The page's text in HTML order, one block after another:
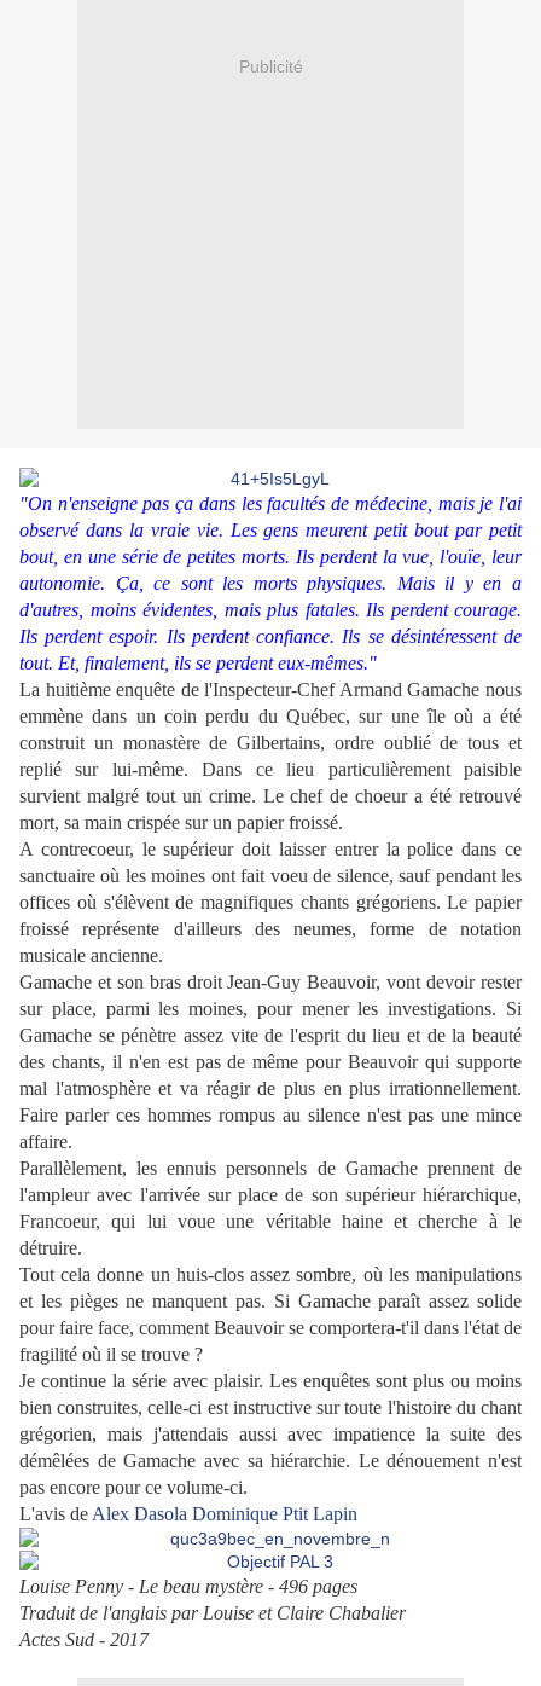
Publicité
"On n'enseigne pas ça dans les facultés de médecine, mais je l'ai
observé dans la vraie vie. Les gens meurent petit bout par petit
bout, en une série de petites morts. Ils perdent la vue, l'ouïe, leur
autonomie. Ça, ce sont les morts physiques. Mais il y en a
d'autres, moins évidentes, mais plus fatales. Ils perdent courage.
Ils perdent espoir. Ils perdent confiance. Ils se désintéressent de
tout. Et, finalement, ils se perdent eux-mêmes."
La huitième enquête de l'Inspecteur-Chef Armand Gamache nous
emmène dans un coin perdu du Québec, sur une île où a été
construit un monastère de Gilbertains, ordre oublié de tous et
replié sur lui-même. Dans ce lieu particulièrement paisible
survient malgré tout un crime. Le chef de choeur a été retrouvé
mort, sa main crispée sur un papier froissé.
A contrecoeur, le supérieur doit laisser entrer la police dans ce
sanctuaire où les moines ont fait voeu de silence, sauf pendant les
offices où s'élèvent de magnifiques chants grégoriens. Le papier
froissé représente d'ailleurs des neumes, forme de notation
musicale ancienne.
Gamache et son bras droit Jean-Guy Beauvoir, vont devoir rester
sur place, parmi les moines, pour mener les investigations. Si
Gamache se pénètre assez vite de l'esprit du lieu et de la beauté
des chants, il n'en est pas de même pour Beauvoir qui supporte
mal l'atmosphère et va réagir de plus en plus irrationnellement.
Faire parler ces hommes rompus au silence n'est pas une mince
affaire.
Parallèlement, les ennuis personnels de Gamache prennent de
l'ampleur avec l'arrivée sur place de son supérieur hiérarchique,
Francoeur, qui lui voue une véritable haine et cherche à le
détruire.
Tout cela donne un huis-clos assez sombre, où les manipulations
et les pièges ne manquent pas. Si Gamache paraît assez solide
pour faire face, comment Beauvoir se comportera-t'il dans l'état de
fragilité où il se trouve ?
Je continue la série avec plaisir. Les enquêtes sont plus ou moins
bien construites, celle-ci est instructive sur toute l'histoire du chant
grégorien, mais j'attendais aussi avec impatience la suite des
démêlées de Gamache avec sa hiérarchie. Le dénouement n'est
pas encore pour ce volume-ci.
L'avis de Alex Dasola Dominique Ptit Lapin
Louise Penny - Le beau mystère - 496 pages
Traduit de l'anglais par Louise et Claire Chabalier
Actes Sud - 2017